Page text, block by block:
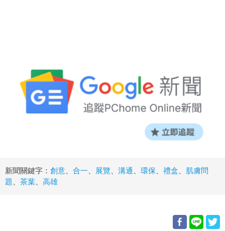
新聞關鍵字： 創意 合一 展覽 溝通 環保 禮盒
肌膚問
題
茶葉 高雄